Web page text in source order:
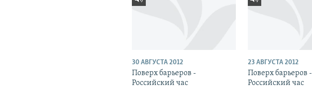
30 АВГУСТА 2012
Поверх барьеров -
Российский час
23 АВГУСТА 2012
Поверх барьеров -
Российский час